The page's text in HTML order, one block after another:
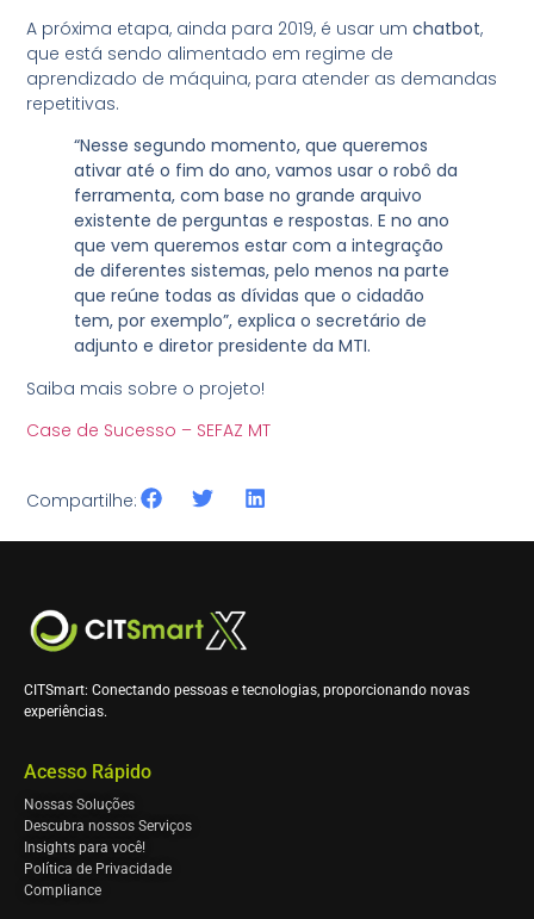
A próxima etapa, ainda para 2019, é usar umchatbot,
que está sendo alimentado em regime de
aprendizado de máquina, para atender as demandas
repetitivas.
“Nesse segundo momento, que queremos
ativar até o fim do ano, vamos usar o robô da
ferramenta, com base no grande arquivo
existente de perguntas e respostas. E no ano
que vem queremos estar com a integração
de diferentes sistemas, pelo menos na parte
que reúne todas as dívidas que o cidadão
tem, por exemplo”, explica o secretário de
adjunto e diretor presidente da MTI.
Saiba mais sobre o projeto!
Case de Sucesso – SEFAZ MT
Compartilhe:
CITSmart: Conectando pessoas e tecnologias, proporcionando novas
experiências.
Acesso Rápido
Nossas Soluções
Descubra nossos Serviços
Insights para você!
Política de Privacidade
Compliance